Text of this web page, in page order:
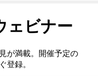
ェビナー
が満載。 開催予定の
登録。